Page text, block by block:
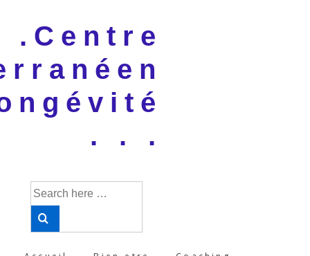
Main
.Centre
. . .
Search
for: